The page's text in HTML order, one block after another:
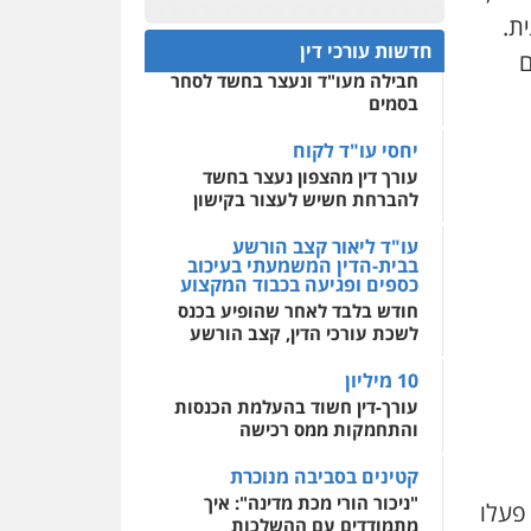
פעלו
פלילי פשיעה חמורה
צווארון לבן
וחקירות
0502228917
עו"ד מוחמד סביחאת
פלילי תעבורה פשיעה
כלכלית
עו"ד יניב זוסמן
פלילי כלכלי פשיעה
חמורה מעצרים וחקירות
0525199949
פלילי פשיעה חמורה
צווארון לבן מעצרים
0543326767
0522508109
אחסון אתרים
לעורכי דין
אסירים עבירות מין
שירותים מקצועיים לעורכי
דין
0544500346
חדשות עורכי דין
חפץ חשוד
עצור בתיק ניסיון רצח קיבל
חבילה מעו"ד ונעצר בחשד לסחר
בסמים
יחסי עו"ד לקוח
עורך דין מהצפון נעצר בחשד
להברחת חשיש לעצור בקישון
עו"ד ליאור קצב הורשע
בבית-הדין המשמעתי בעיכוב
כספים ופגיעה בכבוד המקצוע
חודש בלבד לאחר שהופיע בכנס
לשכת עורכי הדין, קצב הורשע
10 מיליון
עורך-דין חשוד בהעלמת הכנסות
והתחמקות ממס רכישה
קטינים בסביבה מנוכרת
"ניכור הורי מכת מדינה": איך
מתמודדים עם ההשלכות